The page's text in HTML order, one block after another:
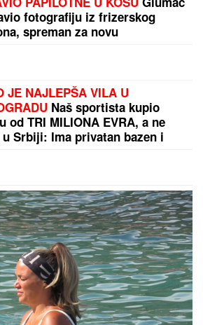
Silverstonu, Martin i Beceki
na podijumu